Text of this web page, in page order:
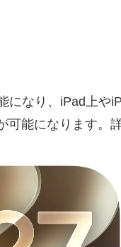
なり、iPad上や
能になります。